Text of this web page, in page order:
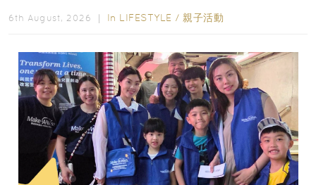
6th August, 2026 ｜ In LIFESTYLE / 親子活動